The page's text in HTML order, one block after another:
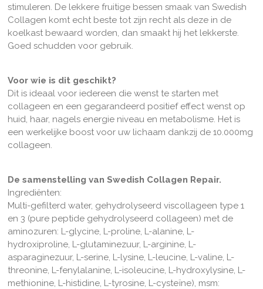
stimuleren. De lekkere fruitige bessen smaak van Swedish
Collagen komt echt beste tot zijn recht als deze in de
koelkast bewaard worden, dan smaakt hij het lekkerste.
Goed schudden voor gebruik.
Voor wie is dit geschikt?
Dit is ideaal voor iedereen die wenst te starten met
collageen en een gegarandeerd positief effect wenst op
huid, haar, nagels energie niveau en metabolisme. Het is
een werkelijke boost voor uw lichaam dankzij de 10.000mg
collageen.
De samenstelling van Swedish Collagen Repair.
Ingrediënten:
Multi-gefilterd water, gehydrolyseerd viscollageen type 1
en 3 (pure peptide gehydrolyseerd collageen) met de
aminozuren: L-glycine, L-proline, L-alanine, L-
hydroxiproline, L-glutaminezuur, L-arginine, L-
asparaginezuur, L-serine, L-lysine, L-leucine, L-valine, L-
threonine, L-fenylalanine, L-isoleucine, L-hydroxylysine, L-
methionine, L-histidine, L-tyrosine, L-cysteïne), msm: